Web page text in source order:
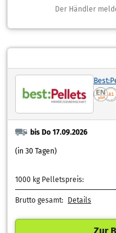
Der Händler
bis Do 17.09.2026
(in 30 Tagen)
1000 kg Pelletspreis:
Brutto gesamt: Details